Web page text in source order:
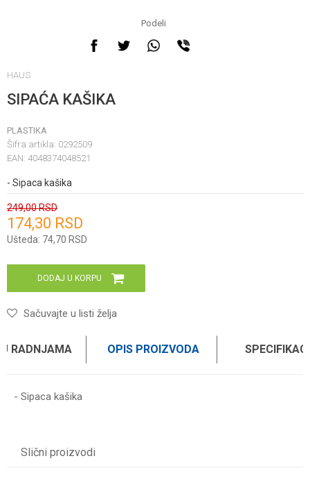
Podeli
HAUS
SIPAĆA KAŠIKA
PLASTIKA
Šifra artikla: 0292509
EAN: 4048374048521
- Sipaca kašika
249,00RSD
174,30 RSD
Ušteda: 74,70 RSD
Unesi količinu
DODAJ U KORPU
Sačuvajte u listi želja
RADNJAMA OPIS PROIZVODA
- Sipaca kašika
Slični proizvodi